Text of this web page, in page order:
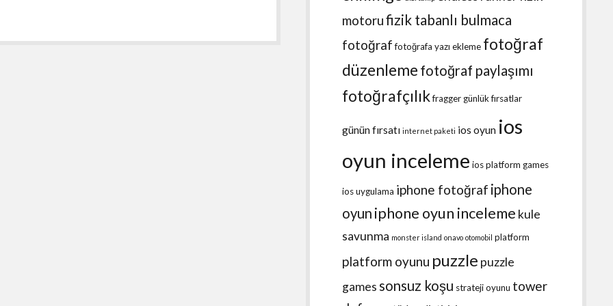
motorufizik tabanlı bulmaca
fotoğraf fotoğrafa yazı ekleme fotoğraf
düzenleme fotoğraf paylaşımı
fotoğrafçılıkfraggergünlük fırsatlar
günün fırsatı internet paketi ios oyun ios
oyun inceleme ios platform games
ios uygulama iphone fotoğraf iphone
oyun iphone oyun inceleme kule
savunma monster island onavo otomobil platform
platform oyunu puzzle puzzle
games sonsuz koşu strateji oyunu tower